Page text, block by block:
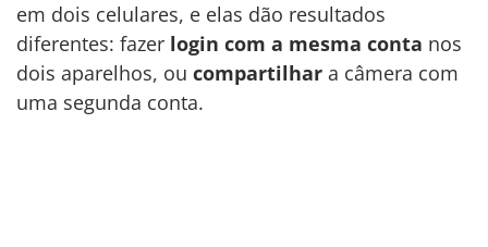
em dois celulares, e elas dão resultados
diferentes: fazer login com a mesma conta nos
dois aparelhos, ou compartilhar a câmera com
uma segunda conta.